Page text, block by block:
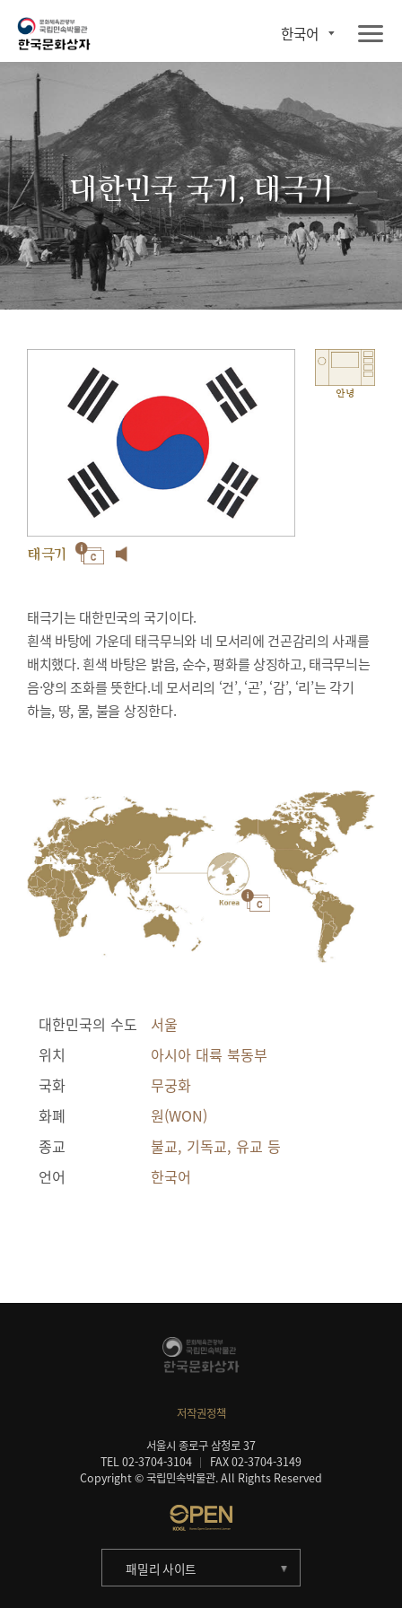
한국어
대한민국 국기, 태극기
태극기
안녕
태극기는 대한민국의 국기이다.
흰색 바탕에 가운데 태극무늬와 네 모서리에 건곤감리의 사괘를
배치했다. 흰색 바탕은 밝음, 순수, 평화를 상징하고, 태극무늬는
음·양의 조화를 뜻한다.네 모서리의 ‘건’, ‘곤’, ‘감’, ‘리’는 각기
하늘, 땅, 물, 불을 상징한다.
대한민국의 수도
서울
위치
아시아 대륙 북동부
국화
무궁화
화폐
원(WON)
종교
불교, 기독교, 유교 등
언어
한국어
저작권정책
서울시 종로구 삼청로 37
TEL 02-3704-3104
FAX 02-3704-3149
Copyright © 국립민속박물관. All Rights Reserved
패밀리 사이트